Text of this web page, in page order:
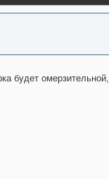
будет